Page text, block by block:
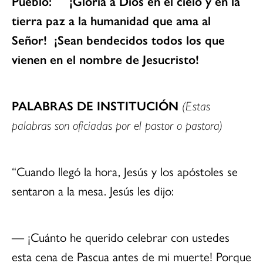
tierra paz a la humanidad que ama al
Señor! ¡Sean bendecidos todos los que
vienen en el nombre de Jesucristo!
PALABRAS DE INSTITUCIÓN (Estas
palabras son oficiadas por el pastor o pastora)
“Cuando llegó la hora, Jesús y los apóstoles se
sentaron a la mesa. Jesús les dijo:
— ¡Cuánto he querido celebrar con ustedes
esta cena de Pascua antes de mi muerte! Porque